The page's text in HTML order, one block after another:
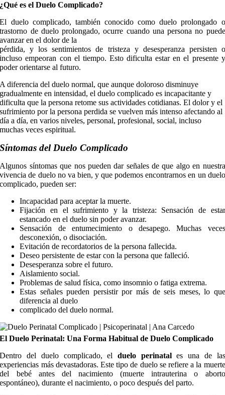
¿Qué es el Duelo Complicado?
El duelo complicado, también conocido como duelo prolongado o
trastorno de duelo prolongado, ocurre cuando una persona no puede
avanzar en el dolor de la
pérdida, y los sentimientos de tristeza y desesperanza persisten o
incluso empeoran con el tiempo. Esto dificulta estar en el presente y
poder orientarse al futuro.
A diferencia del duelo normal, que aunque doloroso disminuye
gradualmente en intensidad, el duelo complicado es incapacitante y
dificulta que la persona retome sus actividades cotidianas. El dolor y el
sufrimiento por la persona perdida se vuelven más intenso afectando al
día a día, en varios niveles, personal, profesional, social, incluso
muchas veces espiritual.
Síntomas del Duelo Complicado
Algunos síntomas que nos pueden dar señales de que algo en nuestra
vivencia de duelo no va bien, y que podemos encontrarnos en un duelo
complicado, pueden ser:
Incapacidad para aceptar la muerte.
Fijación en el sufrimiento y la tristeza: Sensación de estar
estancado en el duelo sin poder avanzar.
Sensación de entumecimiento o desapego. Muchas veces
desconexión, o disociación.
Evitación de recordatorios de la persona fallecida.
Deseo persistente de estar con la persona que falleció.
Desesperanza sobre el futuro.
Aislamiento social.
Problemas de salud física, como insomnio o fatiga extrema.
Estas señales pueden persistir por más de seis meses, lo que
diferencia al duelo
complicado del duelo normal.
El Duelo Perinatal: Una Forma Habitual de Duelo Complicado
Dentro del duelo complicado, el duelo perinatales una de las
experiencias más devastadoras. Este tipo de duelo se refiere a la muerte
del bebé antes del nacimiento (muerte intrauterina o aborto
espontáneo), durante el nacimiento, o poco después del parto.